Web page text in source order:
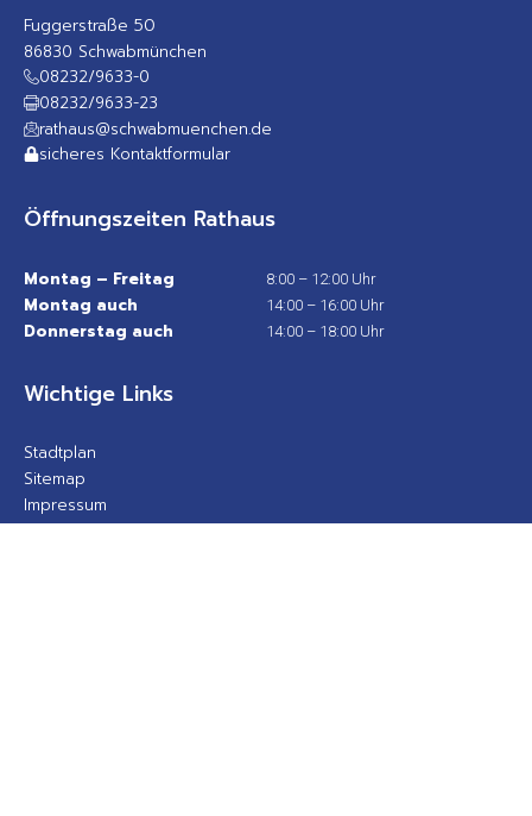
Fuggerstraße 50
86830 Schwabmünchen
08232/9633-0
08232/9633-23
rathaus@schwabmuenchen.de
sicheres Kontaktformular
Öffnungszeiten Rathaus
Montag – Freitag 8:00 – 12:00 Uhr
Montag auch 14:00 – 16:00 Uhr
Donnerstag auch 14:00 – 18:00 Uhr
Wichtige Links
Stadtplan
Sitemap
Impressum
Datenschutz